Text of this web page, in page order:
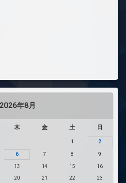
2026年8月
木 金 土 日
1 2
6 7 8 9
13 14 15 16
20 21 22 23